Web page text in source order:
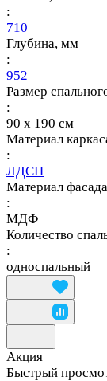
:
710
Глубина, мм
:
952
Размер
:
90 х 190 см
Материал
:
ЛДСП
Материал фасада
:
МДФ
Количество
:
односпальный
Акция
Быстрый